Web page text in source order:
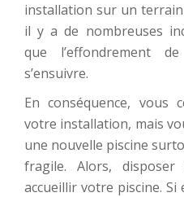
installation sur un
il y a de nombreuses
que l’effondrement
s’ensuivre.
En conséquence, vous
votre installation, mais
une nouvelle piscine
fragile. Alors,
accueillir votre piscine. Si